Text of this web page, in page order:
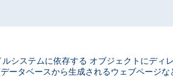
システムに依存する オブジェクトにディ
ータベースから生成されるウェブページな